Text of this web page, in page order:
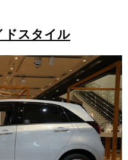
ドスタイル